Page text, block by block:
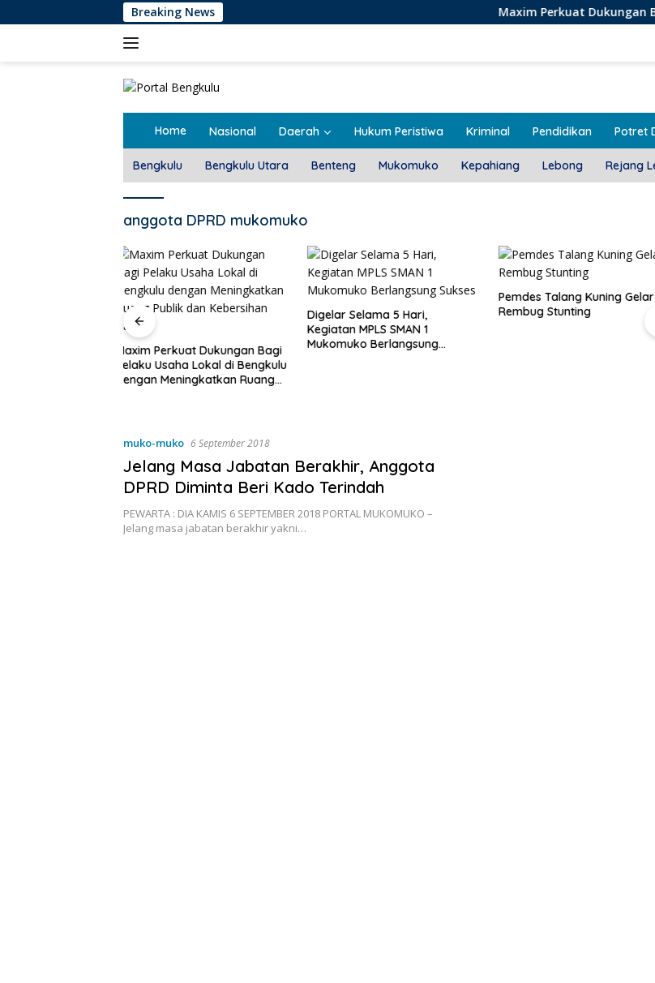
ke
Breaking News Maxim Perkuat Dukungan Bagi Pelaku
Home Nasional Daerah Hukum Peristiwa Kriminal Pendidikan Potret
Bengkulu Bengkulu Utara Benteng Mukomuko Kepahiang Lebong Rejang
anggota DPRD mukomuko
Digelar Selama 5 Hari,
Kegiatan MPLS SMAN 1
Mukomuko Berlangsung
Sukses
Pemdes Talang Kuning Gelar
Rembug Stunting
Door To Door, 3 KPM Desa
Mekar Jaya Terima BLT-DD!
muko-muko 6 September 2018
Jelang Masa Jabatan Berakhir, Anggota
DPRD Diminta Beri Kado Terindah
PEWARTA : DIA KAMIS 6 SEPTEMBER 2018 PORTAL MUKOMUKO –
Jelang masa jabatan berakhir yakni…